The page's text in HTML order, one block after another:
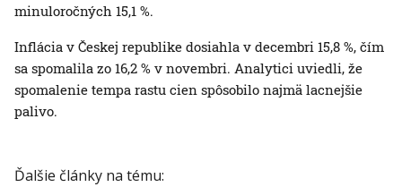
minuloročných 15,1 %.
Inflácia v Českej republike dosiahla v decembri 15,8 %, čím
sa spomalila zo 16,2 % v novembri. Analytici uviedli, že
spomalenie tempa rastu cien spôsobilo najmä lacnejšie
palivo.
Ďalšie články na tému: